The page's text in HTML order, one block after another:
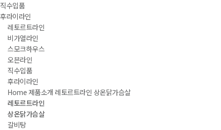
직수입품
후라이라인
레토르트라인
비가열라인
스모크하우스
오븐라인
직수입품
후라이라인
Home 제품소개 레토르트라인 상온닭가슴살
레토르트라인
상온닭가슴살
갈비탕